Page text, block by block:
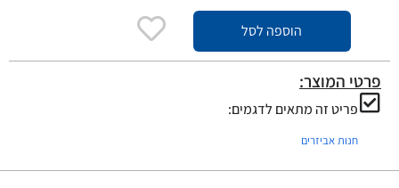
הוספה לסל
פרטי המוצר:
פריט זה מתאים לדגמים:
חנות אביזרים